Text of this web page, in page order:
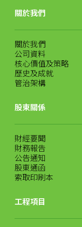
關於我們
關於我們
公司資料
核心價值及策略
歷史及成就
管治架構
股東關係
財經要聞
財務報告
公告通知
股東通函
索取印刷本
工程項目